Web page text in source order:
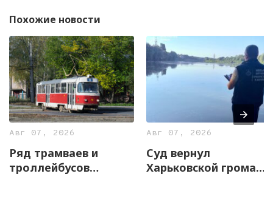
Похожие новости
Авг 07, 2026
Ряд трамваев и
троллейбусов
Авг 07, 2026
Суд вернул
Харьковской громаде